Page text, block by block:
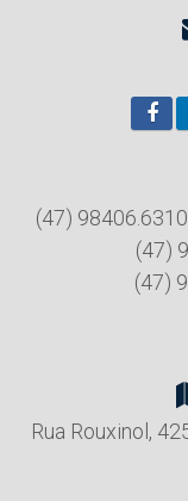
(47)
(47)
(47)
Rua Rouxinol ,